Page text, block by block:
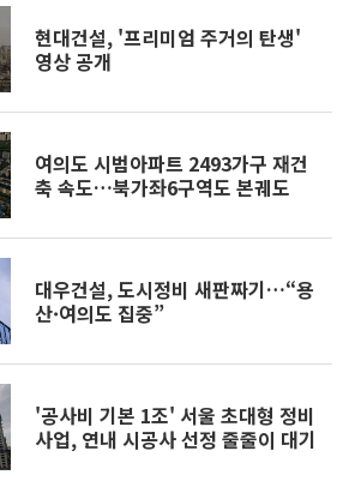
현대건설, '프리미엄 주거의 탄생'
영상 공개
여의도 시범아파트 2493가구 재건
축 속도…북가좌6구역도 본궤도
대우건설, 도시정비 새판짜기…“용
산·여의도 집중”
'공사비 기본 1조' 서울 초대형 정비
사업, 연내 시공사 선정 줄줄이 대기